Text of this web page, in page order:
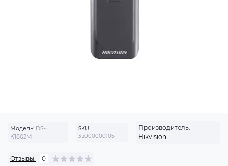
Модель: DS-
K1802M
SKU:
3в000000105
Производитель:
Hikvision
Отзывы: 0